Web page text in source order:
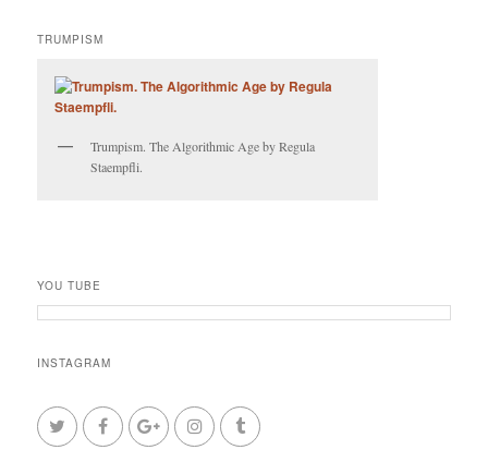
TRUMPISM
Trumpism. The Algorithmic Age by Regula
Staempfli.
YOU TUBE
INSTAGRAM